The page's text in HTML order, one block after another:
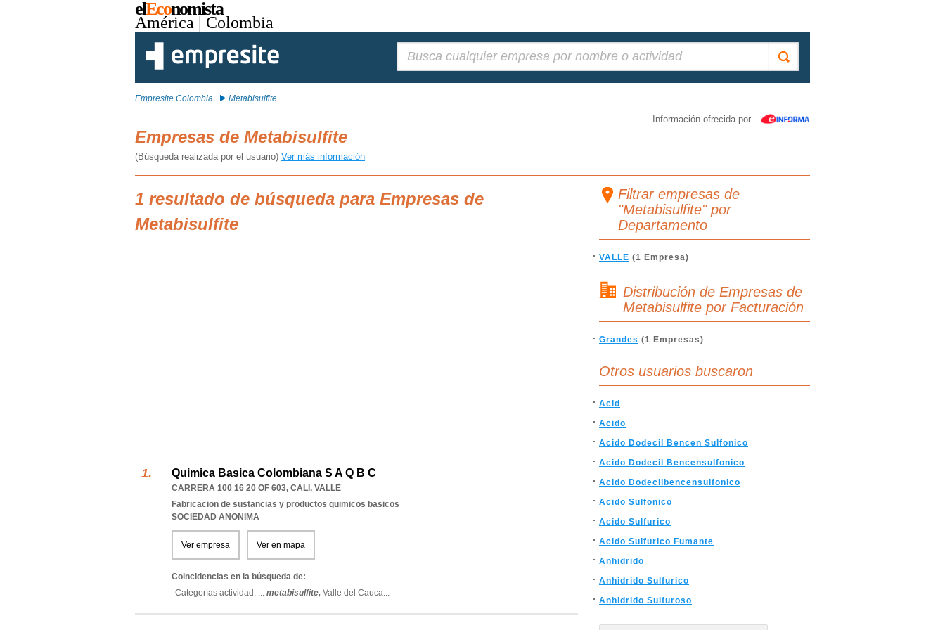
elEconomista
América | Colombia
Empresite Colombia Metabisulfite
Información ofrecida por
Empresas de Metabisulfite
(Búsqueda realizada por el usuario) Ver más información
1 resultado de búsqueda para Empresas de
Metabisulfite
Quimica Basica Colombiana S A Q B C
CARRERA 100 16 20 OF 603, CALI , VALLE
Fabricacion de sustancias y productos quimicos basicos
SOCIEDAD ANONIMA
Ver empresa Ver en mapa
Coincidencias en la búsqueda de:
Categorías actividad: ... metabisulfite, Valle del Cauca...
Filtrar empresas de
"Metabisulfite" por
Departamento
VALLE (1 Empresa)
Distribución de Empresas de
Metabisulfite por Facturación
Grandes (1 Empresas)
Otros usuarios buscaron
Acid
Acido
Acido Dodecil Bencen Sulfonico
Acido Dodecil Bencensulfonico
Acido Dodecilbencensulfonico
Acido Sulfonico
Acido Sulfurico
Acido Sulfurico Fumante
Anhidrido
Anhidrido Sulfurico
Anhidrido Sulfuroso